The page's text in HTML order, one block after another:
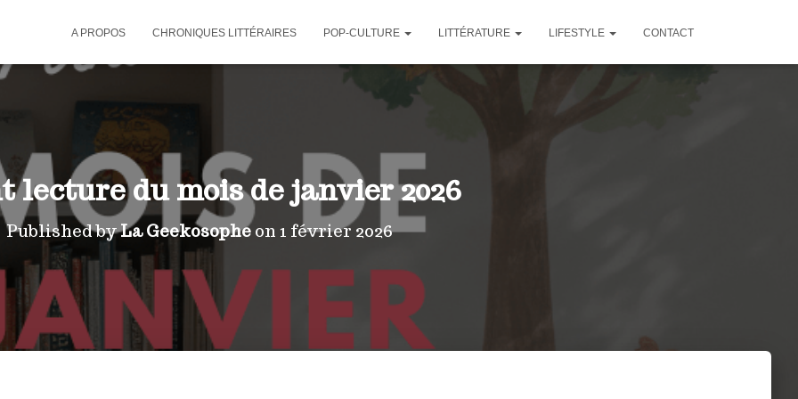
A PROPOS CHRONIQUES LITTÉRAIRES POP-CULTURE LITTÉRATURE LIFESTYLE CONTACT
lecture du mois de janvier 2026
Published byLa Geekosophe on 1 février 2026